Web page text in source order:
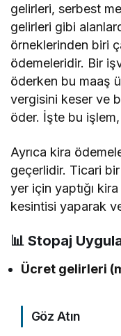
gelirleri, serbest
gelirleri gibi
örneklerinden biri
ödemeleridir. Bir
öderken bu maaş
vergisini keser ve
öder. İşte bu
Ayrıca kira
geçerlidir. Ticari bir
yer için yaptığı
kesintisi yaparak
📊 Stopaj
Ücret gelirleri
Göz Atın